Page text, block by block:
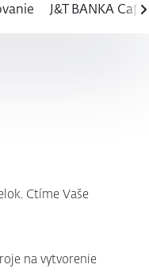
J&T BANKA Café
Ctíme Vaše
na vytvorenie